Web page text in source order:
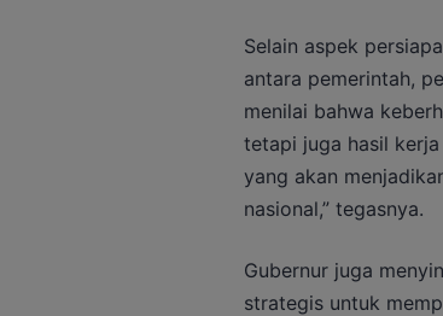
Selain aspek
antara pemerintah,
menilai bahwa
tetapi juga hasil kerja
yang akan
nasional,” tegasnya.
Gubernur juga
strategis untuk